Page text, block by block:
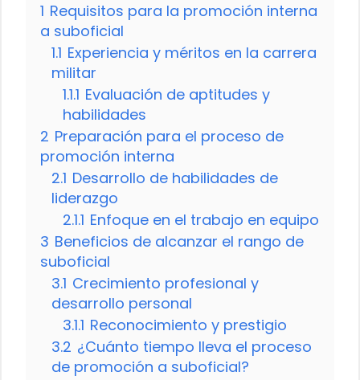
1 Requisitos para la promoción interna
a suboficial
1.1 Experiencia y méritos en la carrera
militar
1.1.1 Evaluación de aptitudes y
habilidades
2 Preparación para el proceso de
promoción interna
2.1 Desarrollo de habilidades de
liderazgo
2.1.1 Enfoque en el trabajo en equipo
3 Beneficios de alcanzar el rango de
suboficial
3.1 Crecimiento profesional y
desarrollo personal
3.1.1 Reconocimiento y prestigio
3.2 ¿Cuánto tiempo lleva el proceso
de promoción a suboficial?